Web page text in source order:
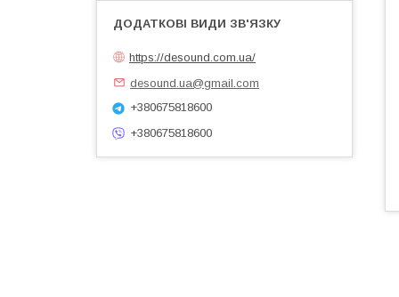
https://desound.com.ua/
desound.ua@gmail.com
+380675818600
+380675818600